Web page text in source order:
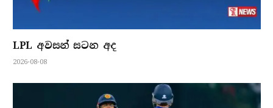
LPL අවසන් සටන අද
2026-08-08